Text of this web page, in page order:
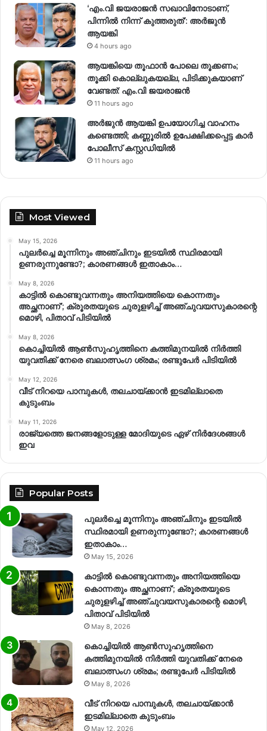
‘എം.വി ജയരാജന്‍ സഖാവിനോടാണ്,
പിന്നില്‍ നിന്ന് കുത്തരുത്’: അര്‍ജുന്‍
ആയങ്കി
4 hours ago
ആയങ്കിയെ തൂഫാൻ പോലെ തൂക്കണം;
തൂക്കി കൊല്ലുകയല്ല, പിടിക്കുകയാണ്
വേണ്ടത്: എം.വി ജയരാജൻ
11 hours ago
അർജുൻ ആയങ്കി ഉപയോഗിച്ച വാഹനം
കണ്ടെത്തി; കണ്ണൂരിൽ ഉപേക്ഷിക്കപ്പെട്ട കാർ
പോലീസ് കസ്റ്റഡിയിൽ
11 hours ago
Most Viewed
May 15, 2026
പുലർച്ചെ മൂന്നിനും അഞ്ചിനും ഇടയിൽ സ്ഥിരമായി
ഉണരുന്നുണ്ടോ?; കാരണങ്ങള്‍ ഇതാകാം…
May 8, 2026
കാട്ടിൽ കൊണ്ടുവന്നതും അനിയത്തിയെ കൊന്നതും
അച്ഛനാണ്’; ക്രൂരതയുടെ ചുരുളഴിച്ച് അഞ്ചുവയസുകാരന്റെ
മൊഴി, പിതാവ് പിടിയിൽ
May 8, 2026
കൊച്ചിയിൽ ആൺസുഹൃത്തിനെ കത്തിമുനയിൽ നിർത്തി
യുവതിക്ക് നേരെ ബലാത്സംഗ​ ശ്രമം; രണ്ടുപേർ പിടിയിൽ
May 12, 2026
വീട് നിറയെ പാമ്പുകൾ, തലചായ്ക്കാൻ ഇടമില്ലാതെ
കുടുംബം
May 11, 2026
രാജ്യത്തെ ജനങ്ങളോടുള്ള മോദിയുടെ ഏഴ് നിര്‍ദേശങ്ങള്‍
ഇവ
Popular Posts
പുലർച്ചെ മൂന്നിനും അഞ്ചിനും ഇടയിൽ
സ്ഥിരമായി ഉണരുന്നുണ്ടോ?; കാരണങ്ങള്‍
ഇതാകാം…
May 15, 2026
കാട്ടിൽ കൊണ്ടുവന്നതും അനിയത്തിയെ
കൊന്നതും അച്ഛനാണ്’; ക്രൂരതയുടെ
ചുരുളഴിച്ച് അഞ്ചുവയസുകാരന്റെ മൊഴി,
പിതാവ് പിടിയിൽ
May 8, 2026
കൊച്ചിയിൽ ആൺസുഹൃത്തിനെ
കത്തിമുനയിൽ നിർത്തി യുവതിക്ക് നേരെ
ബലാത്സംഗ​ ശ്രമം; രണ്ടുപേർ പിടിയിൽ
May 8, 2026
വീട് നിറയെ പാമ്പുകൾ, തലചായ്ക്കാൻ
ഇടമില്ലാതെ കുടുംബം
May 12, 2026